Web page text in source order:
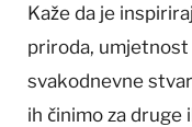
Kaže da je
priroda, umjetnost
svakodnevne
ih činimo za druge